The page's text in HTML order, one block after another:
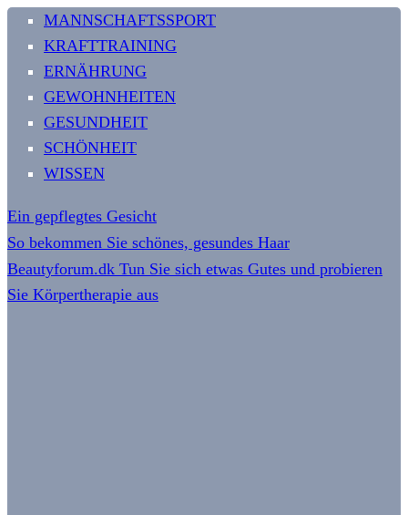
MANNSCHAFTSSPORT
KRAFTTRAINING
ERNÄHRUNG
GEWOHNHEITEN
GESUNDHEIT
SCHÖNHEIT
WISSEN
Ein gepflegtes Gesicht
So bekommen Sie schönes, gesundes Haar
Beautyforum.dk Tun Sie sich etwas Gutes und probieren
Sie Körpertherapie aus